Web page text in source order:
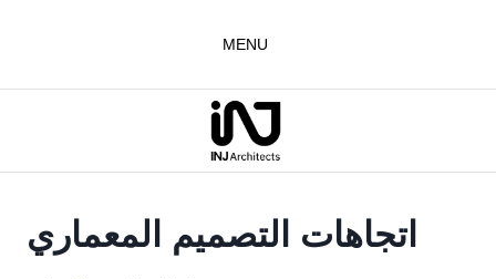
MENU
اتجاهات التصميم المعماري